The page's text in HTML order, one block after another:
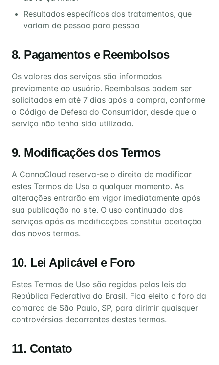
Resultados específicos dos tratamentos, que
variam de pessoa para pessoa
8. Pagamentos e Reembolsos
Os valores dos serviços são informados
previamente ao usuário. Reembolsos podem ser
solicitados em até 7 dias após a compra, conforme
o Código de Defesa do Consumidor, desde que o
serviço não tenha sido utilizado.
9. Modificações dos Termos
A CannaCloud reserva-se o direito de modificar
estes Termos de Uso a qualquer momento. As
alterações entrarão em vigor imediatamente após
sua publicação no site. O uso continuado dos
serviços após as modificações constitui aceitação
dos novos termos.
10. Lei Aplicável e Foro
Estes Termos de Uso são regidos pelas leis da
República Federativa do Brasil. Fica eleito o foro da
comarca de São Paulo, SP, para dirimir quaisquer
controvérsias decorrentes destes termos.
11. Contato